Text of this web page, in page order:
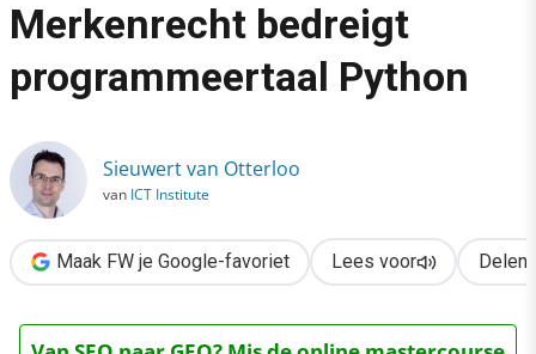
Marketing
›
Merkenrecht bedreigt
programmeertaal Python
Sieuwert van Otterloo
van ICT Institute
Maak FW je Google-favoriet Lees voor Delen